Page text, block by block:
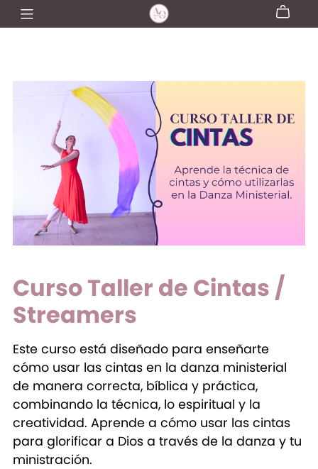
Curso Taller de Cintas /
Streamers
Este curso está diseñado para enseñarte
cómo usar las cintas en la danza ministerial
de manera correcta, bíblica y práctica,
combinando la técnica, lo espiritual y la
creatividad. Aprende a cómo usar las cintas
para glorificar a Dios a través de la danza y tu
ministración.